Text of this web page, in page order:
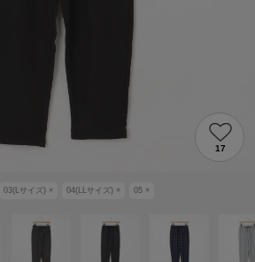
03(Lサイズ) × 04(LLサイズ) × 05 ×
17